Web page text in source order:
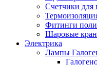
Счетчики для
Фитинги
Шаровые
Электрика
Лампы